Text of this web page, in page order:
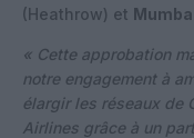
(Heathrow) et
« Cette approbation
notre engagement à
élargir les réseaux de
Airlines grâce à un